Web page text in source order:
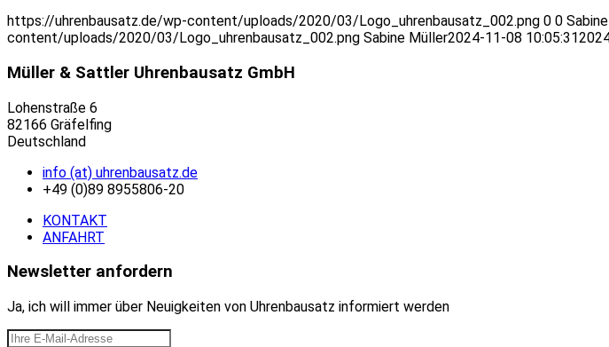
https://uhrenbausatz.de/wp-content/uploads/2020/03/Logo_uhrenbausatz_002.png 0 0
content/uploads/2020/03/Logo_uhrenbausatz_002.png Sabine Müller2024-11-08 10:05:31
Müller & Sattler Uhrenbausatz GmbH
Lohenstraße 6
82166 Gräfelfing
Deutschland
info (at) uhrenbausatz.de
+49 (0)89 8955806-20
KONTAKT
ANFAHRT
Newsletter anfordern
Ja, ich will immer über Neuigkeiten von Uhrenbausatz informiert werden